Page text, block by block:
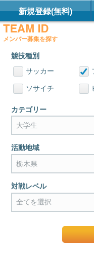
新規登録(無料)
メンバー募集を探す
競技種別
サッカー
ソサイチ
カテゴリー
活動地域
対戦レベル